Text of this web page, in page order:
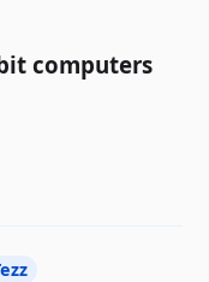
computers